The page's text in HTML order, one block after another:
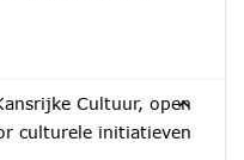
Cultuur, open
culturele initiatieven